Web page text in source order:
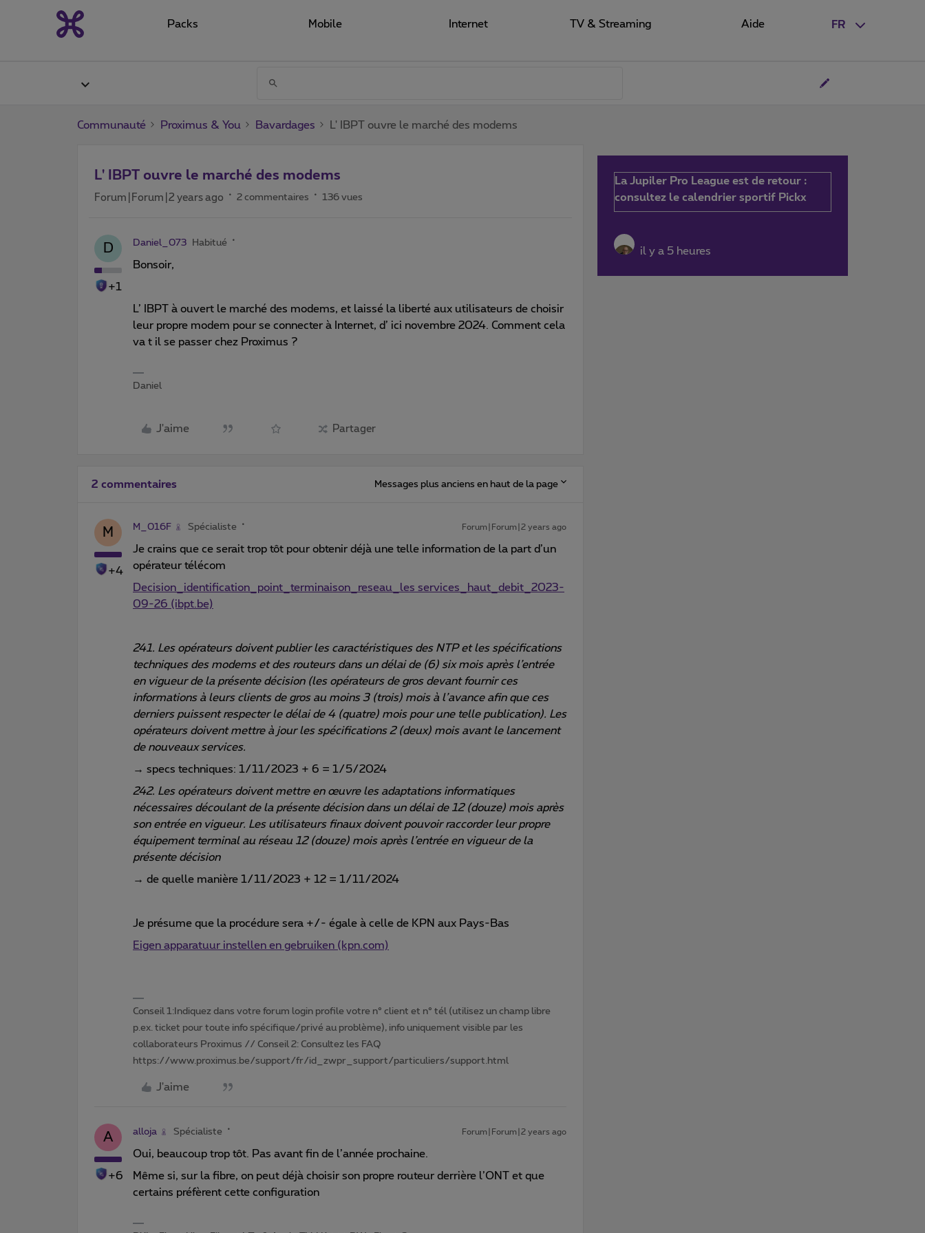
FR
Packs Mobile Internet TV & Streaming Aide
Communauté Proximus & You Bavardages L' IBPT ouvre le marché des modems
L' IBPT ouvre le marché des modems
Forum|Forum|2 years ago 2 commentaires 136 vues
D
+1
Daniel_073 Habitué
Bonsoir,
L’ IBPT à ouvert le marché des modems, et laissé la liberté aux utilisateurs de choisir
leur propre modem pour se connecter à Internet, d’ ici novembre 2024. Comment cela
va t il se passer chez Proximus ?
Daniel
J'aime Partager
2 commentaires Messages plus anciens en haut de la page
M
+4
M_016F Spécialiste Forum|Forum|2 years ago
Je crains que ce serait trop tôt pour obtenir déjà une telle information de la part d’un
opérateur télécom
Decision_identification_point_terminaison_reseau_les services_haut_debit_2023-
09-26 (ibpt.be)
241. Les opérateurs doivent publier les caractéristiques des NTP et les spécifications
techniques des modems et des routeurs dans un délai de (6) six mois après l’entrée
en vigueur de la présente décision (les opérateurs de gros devant fournir ces
informations à leurs clients de gros au moins 3 (trois) mois à l’avance afin que ces
derniers puissent respecter le délai de 4 (quatre) mois pour une telle publication). Les
opérateurs doivent mettre à jour les spécifications 2 (deux) mois avant le lancement
de nouveaux services.
→ specs techniques: 1/11/2023 + 6 = 1/5/2024
242. Les opérateurs doivent mettre en œuvre les adaptations informatiques
nécessaires découlant de la présente décision dans un délai de 12 (douze) mois après
son entrée en vigueur. Les utilisateurs finaux doivent pouvoir raccorder leur propre
équipement terminal au réseau 12 (douze) mois après l’entrée en vigueur de la
présente décision
→ de quelle manière 1/11/2023 + 12 = 1/11/2024
Je présume que la procédure sera +/- égale à celle de KPN aux Pays-Bas
Eigen apparatuur instellen en gebruiken (kpn.com)
Conseil 1:Indiquez dans votre forum login profile votre n° client et n° tél (utilisez un champ libre
p.ex. ticket pour toute info spécifique/privé au problème), info uniquement visible par les
collaborateurs Proximus // Conseil 2: Consultez les FAQ
https://www.proximus.be/support/fr/id_zwpr_support/particuliers/support.html
J'aime
A
+6
alloja Spécialiste Forum|Forum|2 years ago
Oui, beaucoup trop tôt. Pas avant fin de l’année prochaine.
Même si, sur la fibre, on peut déjà choisir son propre routeur derrière l’ONT et que
certains préfèrent cette configuration∞
La Jupiler Pro League est de retour :
consultez le calendrier sportif Pickx
il y a 5 heures